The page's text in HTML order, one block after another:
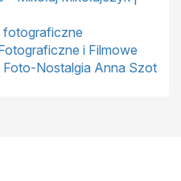
fotograficzne
i Filmowe
Nostalgia Anna Szot